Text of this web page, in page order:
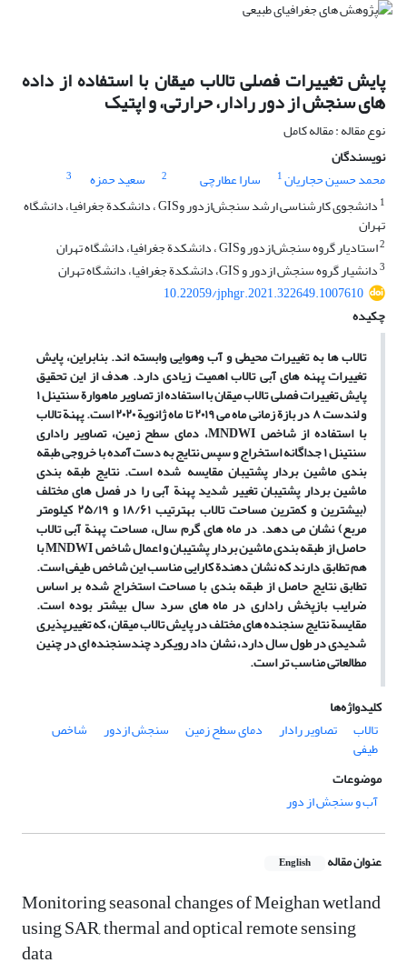
پایش تغییرات فصلی تالاب میقان با استفاده از داده
‏های سنجش ‏از ‏دور رادار، حرارتی، و اپتیک
نوع مقاله : مقاله کامل
نویسندگان
محمد حسین حجاریان1 سارا عطارچی 2 سعید حمزه
3
1
دانشجوی کارشناسی ارشد سنجش‌ازدور وGIS ، دانشکدة جغرافیا، دانشگاه
تهران
2استادیار گروه سنجش‌ازدور وGIS ، دانشکدة جغرافیا، دانشگاه تهران
3دانشیار گروه سنجش‌ ازدور و GIS، دانشکدة جغرافیا، دانشگاه تهران
10.22059/jphgr.2021.322649.1007610
چکیده
تالاب ‏ها به تغییرات محیطی و آب ‏و‏هوایی وابسته ‏اند. بنابراین، پایش
تغییرات پهنه‏ های آبی تالاب اهمیت زیادی دارد. هدف از این تحقیق
پایش تغییرات فصلی تالاب میقان با استفاده از تصاویر ماهوارة سنتینل ۱
و لندست ۸ در بازة زمانی ماه می ۲۰۱۹ تا ماه ژانویة ۲۰۲۰ است. پهنة تالاب
با استفاده از شاخصMNDWI، دمای سطح زمین، تصاویر راداری
سنتینل ۱ جداگانه استخراج ‏و سپس نتایج به ‏دست ‏آمده با خروجی طبقه
‏بندی ماشین بردار پشتیبان مقایسه شده است. نتایج طبقه ‏بندی
ماشین بردار پشتیبان تغییر شدید پهنة آبی را در فصل‏ های مختلف
(بیشترین و کمترین مساحت تالاب به‏ترتیب ۱۸/۶۱ و ۲۵/۱۹ کیلومتر
مربع) نشان می ‏دهد. در ماه‏ های گرم سال، مساحت پهنة آبی تالاب
حاصل از طبقه ‏بندی ماشین بردار پشتیبان و اعمال شاخصMNDWIبا
هم تطابق دارند که نشان‏ دهندة کارایی مناسب این شاخص طیفی است.
تطابق نتایج حاصل از طبقه‏ بندی با مساحت استخراج‏ شده بر اساس
ضرایب بازپخش راداری در ماه‏ های سرد سال بیشتر بوده است.
مقایسة نتایج سنجنده ‏های مختلف در پایش تالاب میقان، که تغییرپذیری
شدیدی در طول سال دارد، نشان داد رویکرد چندسنجنده ‏ای در چنین
مطالعاتی مناسب ‏تر است.
کلیدواژه‌ها
تالاب
تصاویر رادار دمای سطح زمین سنجش ‏ازدور شاخص
طیفی
موضوعات
آب و سنجش از دور
عنوان مقاله English
Monitoring seasonal changes of Meighan wetland
using SAR, thermal and optical remote sensing
data